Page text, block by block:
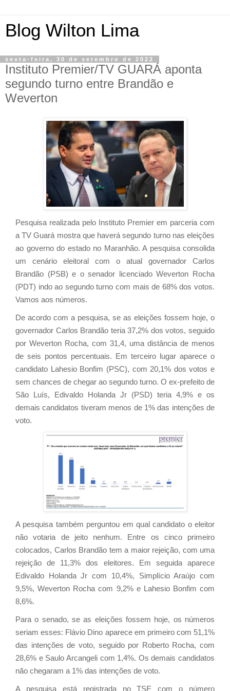
Blog Wilton Lima
sexta-feira, 30 de setembro de 2022
Instituto Premier/TV GUARÁ aponta
segundo turno entre Brandão e
Weverton
Pesquisa realizada pelo Instituto Premier em parceria com
a TV Guará mostra que haverá segundo turno nas eleições
ao governo do estado no Maranhão. A pesquisa consolida
um cenário eleitoral com o atual governador Carlos
Brandão (PSB) e o senador licenciado Weverton Rocha
(PDT) indo ao segundo turno com mais de 68% dos votos.
Vamos aos números.
De acordo com a pesquisa, se as eleições fossem hoje, o
governador Carlos Brandão teria 37,2% dos votos, seguido
por Weverton Rocha, com 31,4, uma distância de menos
de seis pontos percentuais. Em terceiro lugar aparece o
candidato Lahesio Bonfim (PSC), com 20,1% dos votos e
sem chances de chegar ao segundo turno. O ex-prefeito de
São Luís, Edivaldo Holanda Jr (PSD) teria 4,9% e os
demais candidatos tiveram menos de 1% das intenções de
voto.
A pesquisa também perguntou em qual candidato o eleitor
não votaria de jeito nenhum. Entre os cinco primeiro
colocados, Carlos Brandão tem a maior rejeição, com uma
rejeição de 11,3% dos eleitores. Em seguida aparece
Edivaldo Holanda Jr com 10,4%, Simplício Araújo com
9,5%, Weverton Rocha com 9,2% e Lahesio Bonfim com
8,6%.
Para o senado, se as eleições fossem hoje, os números
seriam esses: Flávio Dino aparece em primeiro com 51,1%
das intenções de voto, seguido por Roberto Rocha, com
28,6% e Saulo Arcangeli com 1,4%. Os demais candidatos
não chegaram a 1% das intenções de voto.
A pesquisa está registrada no TSE com o número